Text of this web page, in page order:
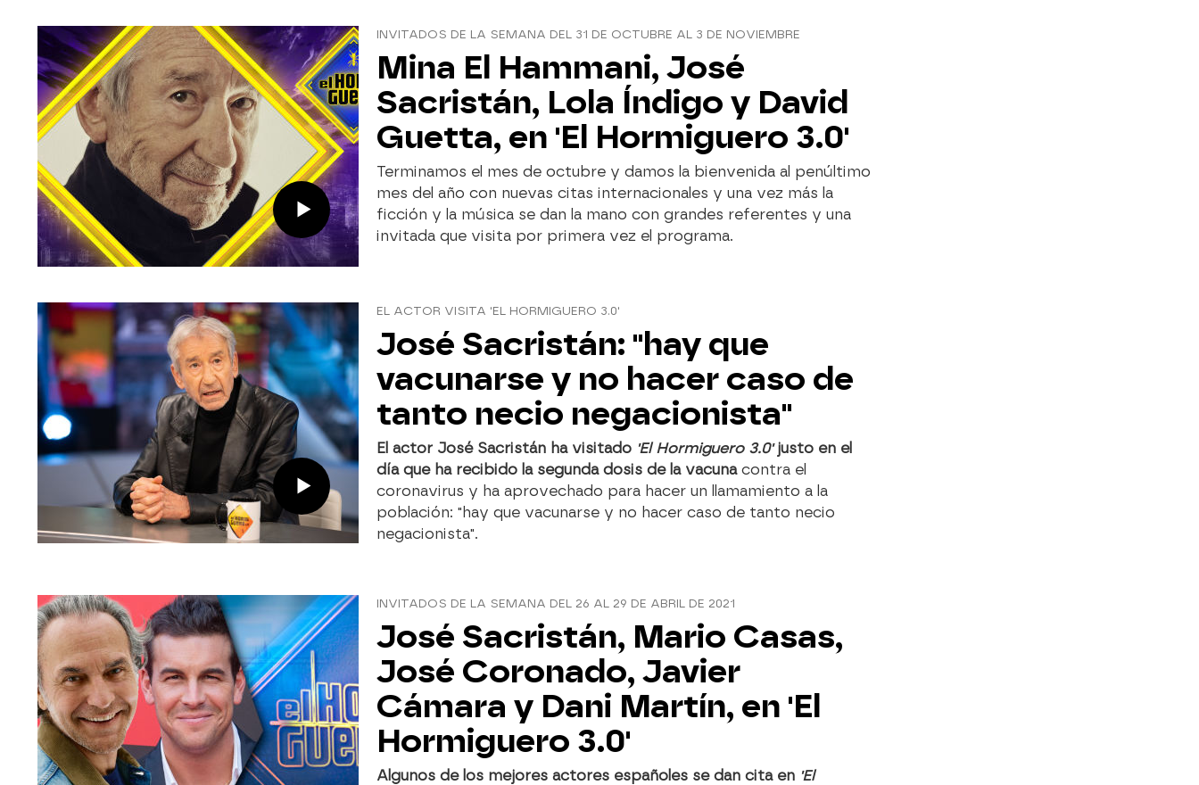
INVITADOS DE LA SEMANA DEL 31 DE OCTUBRE AL 3 DE NOVIEMBRE
Mina El Hammani, José
Sacristán, Lola Índigo y David
Guetta, en 'El Hormiguero 3.0'
Terminamos el mes de octubre y damos la bienvenida al penúltimo
mes del año con nuevas citas internacionales y una vez más la
ficción y la música se dan la mano con grandes referentes y una
invitada que visita por primera vez el programa.
EL ACTOR VISITA 'EL HORMIGUERO 3.0'
José Sacristán: "hay que
vacunarse y no hacer caso de
tanto necio negacionista"
El actor José Sacristán ha visitado 'El Hormiguero 3.0'justo en el
día que ha recibido la segunda dosis de la vacunacontra el
coronavirus y ha aprovechado para hacer un llamamiento a la
población: "hay que vacunarse y no hacer caso de tanto necio
negacionista".
INVITADOS DE LA SEMANA DEL 26 AL 29 DE ABRIL DE 2021
José Sacristán, Mario Casas,
José Coronado, Javier
Cámara y Dani Martín, en 'El
Hormiguero 3.0'
Algunos de los mejores actores españoles se dan cita en 'El